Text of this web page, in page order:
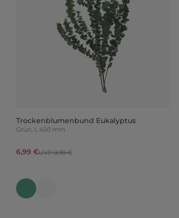
Trockenblumenbund Eukalyptus
Grün, L 450 mm
6,99 €UVP 9,99 €